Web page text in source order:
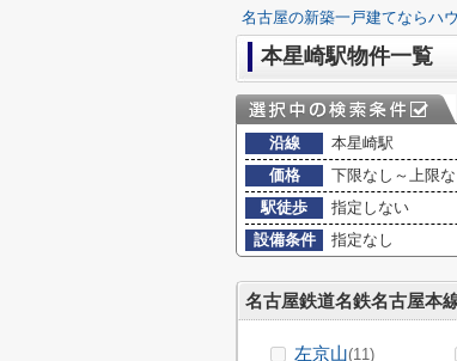
名古屋の新築一戸建てならハ
本星崎駅物件一覧
沿線
本星崎駅
価格
下限なし～上限な
駅徒歩
指定しない
設備条件
指定なし
名古屋鉄道名鉄名古屋本
左京山(11)